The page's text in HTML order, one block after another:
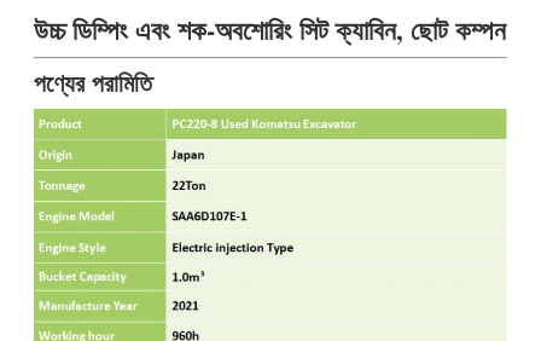
উচ্চ ডিম্পিং এবং শক-অবশোরিং সিট ক্যাবিন, ছোট কম্পন
পণ্যের পরামিতি